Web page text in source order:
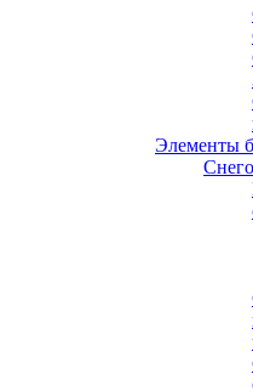
Элементы